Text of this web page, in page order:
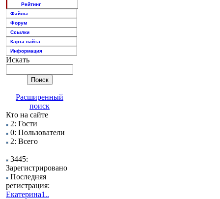
Рейтинг
Файлы
Форум
Ссылки
Карта сайта
Информация
Искать
Расширенный
поиск
Кто на сайте
2: Гости
0: Пользователи
2: Всего
3445:
Зарегистрировано
Последняя
регистрация:
Екатерина1..